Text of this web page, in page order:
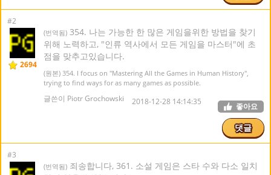
#2
2694
(번역됨) 354. 나는 가능한 한 많은 게임을위한 방법을 찾기
위해 노력하고, "인류 역사에서 모든 게임을 마스터"에 초
점을 맞추고있습니다.
(원본) 354. I focus on "Mastering All the Games in Human History",
trying to find ways for as many games as possible.
글쓴이 Piotr Grochowski 2018-12-28 14:14:35 좋아요
댓글
#3
(번역됨) 죄송합니다, 361. 소설 게임은 스타 수와 다소 일치